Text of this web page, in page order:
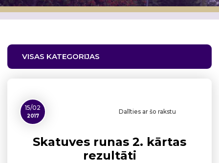
VISAS KATEGORIJAS
15/02
2017
Dalīties ar šo rakstu
Skatuves runas 2. kārtas
rezultāti